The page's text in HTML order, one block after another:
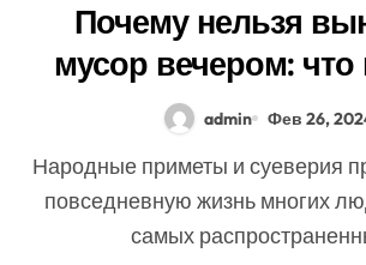
Почему нельзя
мусор вечером: что
народные
admin Фев 26,
Народные приметы и суеверия прочно вошли в
повседневную жизнь многих
самых